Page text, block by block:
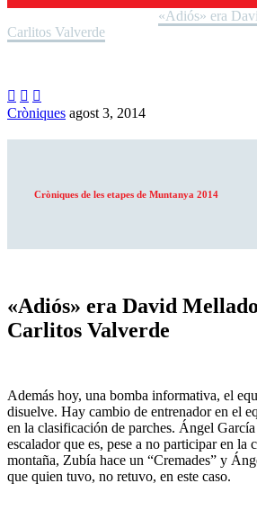
«Adiós» era
Carlitos Valverde
  
Cròniques agost 3, 2014
Cròniques de les etapes de Muntanya 2014
«Adiós» era David
Carlitos Valverde
Además hoy, una bomba informativa, el
disuelve. Hay cambio de entrenador en el
en la clasificación de parches. Ángel
escalador que es, pese a no participar en la
montaña, Zubía hace un “Cremades” y
que quien tuvo, no retuvo, en este caso.